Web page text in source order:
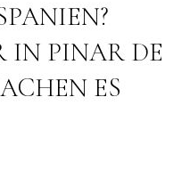
IN PINAR DE
ES